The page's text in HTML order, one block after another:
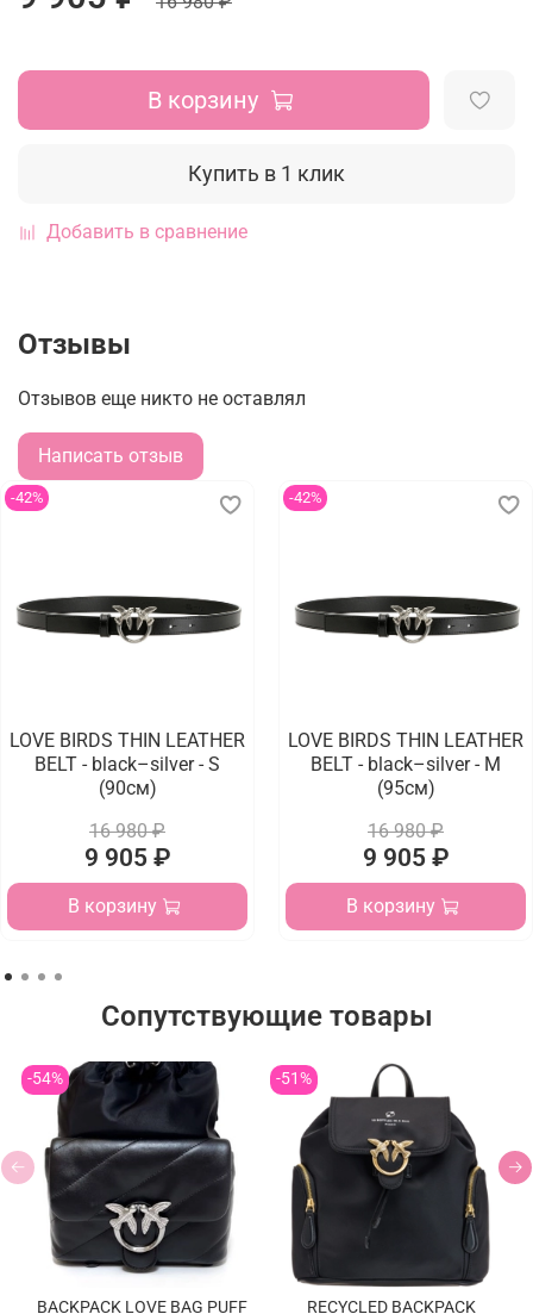
В корзину
Купить в 1 клик
Добавить в сравнение
Отзывы
Отзывов еще никто не оставлял
Написать отзыв
-42%
LOVE BIRDS THIN LEATHER
BELT - black–silver - S
(90см)
16 980 ₽
9 905 ₽
В корзину
-42%
LOVE BIRDS THIN LEATHER
BELT - black–silver - M
(95см)
16 980 ₽
9 905 ₽
В корзину
Сопутствующие товары
-54%
BACKPACK LOVE BAG PUFF
-51%
RECYCLED BACKPACK